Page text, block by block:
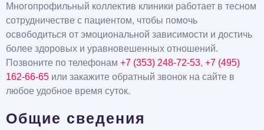
Многопрофильный коллектив клиники работает в тесном
сотрудничестве с пациентом, чтобы помочь
освободиться от эмоциональной зависимости и достичь
более здоровых и уравновешенных отношений.
Позвоните по телефонам +7 (353) 248-72-53, +7 (495)
162-66-65 или закажите обратный звонок на сайте в
любое удобное время суток.
Общие сведения